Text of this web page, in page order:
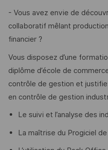
- Vous avez envie de
collaboratif mêlant
financier ?
Vous disposez d’une
diplôme d’école de
contrôle de gestion et
en contrôle de gestion
Le suivi et l’analyse des
La maîtrise du Progiciel